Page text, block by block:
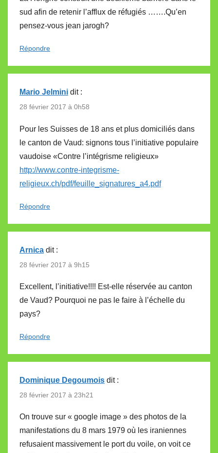
sud afin de retenir l’afflux de réfugiés …….Qu’en
pensez-vous jean jarogh?
Répondre
Mario Jelmini dit :
28 février 2017 à 0h58
Pour les Suisses de 18 ans et plus domiciliés dans
le canton de Vaud: signons tous l’initiative populaire
vaudoise «Contre l’intégrisme religieux»
http://www.contre-integrisme-
religieux.ch/pdf/feuille_signatures_a4.pdf
Répondre
Arnica dit :
28 février 2017 à 9h15
Excellent, l’initiative!!!! Est-elle réservée au canton
de Vaud? Pourquoi ne pas le faire à l’échelle du
pays?
Répondre
Dominique Degoumois dit :
28 février 2017 à 23h21
On trouve sur « google image » des photos de la
manifestations du 8 mars 1979 où les iraniennes
refusaient massivement le port du voile, on voit ce